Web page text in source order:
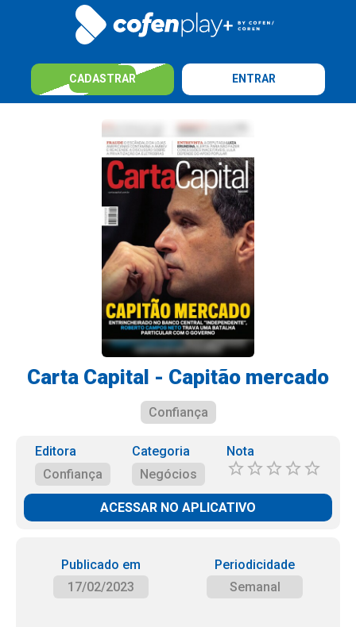
CADASTRAR ENTRAR
Carta Capital - Capitão mercado
Confiança
Editora
Confiança
Categoria
Negócios
Nota
ACESSAR NO APLICATIVO
Publicado em
17/02/2023
Periodicidade
Semanal